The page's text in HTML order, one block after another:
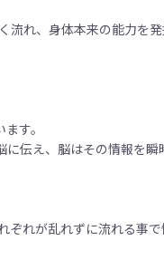
れ、身体本来の能力を発
す。
伝え、脳はその情報を瞬
れが乱れずに流れる事で